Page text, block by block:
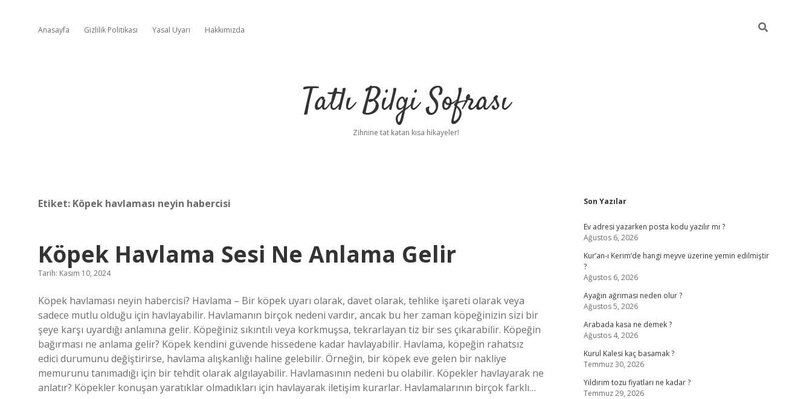
Anasayfa Gizlilik Politikası Yasal Uyarı Hakkımızda
Tatlı Bilgi Sofrası
Zihnine tat katan kısa hikayeler!
Etiket: Köpek havlaması neyin habercisi
Köpek Havlama Sesi Ne Anlama Gelir
Tarih: Kasım 10, 2024
Köpek havlaması neyin habercisi? Havlama – Bir köpek uyarı olarak, davet olarak, tehlike işareti olarak veya
sadece mutlu olduğu için havlayabilir. Havlamanın birçok nedeni vardır, ancak bu her zaman köpeğinizin sizi bir
şeye karşı uyardığı anlamına gelir. Köpeğiniz sıkıntılı veya korkmuşsa, tekrarlayan tiz bir ses çıkarabilir. Köpeğin
bağırması ne anlama gelir? Köpek kendini güvende hissedene kadar havlayabilir. Havlama, köpeğin rahatsız
edici durumunu değiştirirse, havlama alışkanlığı haline gelebilir. Örneğin, bir köpek eve gelen bir nakliye
memurunu tanımadığı için bir tehdit olarak algılayabilir. Havlamasının nedeni bu olabilir. Köpekler havlayarak ne
anlatır? Köpekler konuşan yaratıklar olmadıkları için havlayarak iletişim kurarlar. Havlamalarının birçok farklı…
Sidebar
Son Yazılar
Ev adresi yazarken posta kodu yazılır mı ?
Ağustos 6, 2026
Kur’an-ı Kerim’de hangi meyve üzerine yemin edilmiştir
?
Ağustos 6, 2026
Ayağın ağrıması neden olur ?
Ağustos 5, 2026
Arabada kasa ne demek ?
Ağustos 4, 2026
Kurul Kalesi kaç basamak ?
Temmuz 30, 2026
Yıldırım tozu fiyatları ne kadar ?
Temmuz 29, 2026